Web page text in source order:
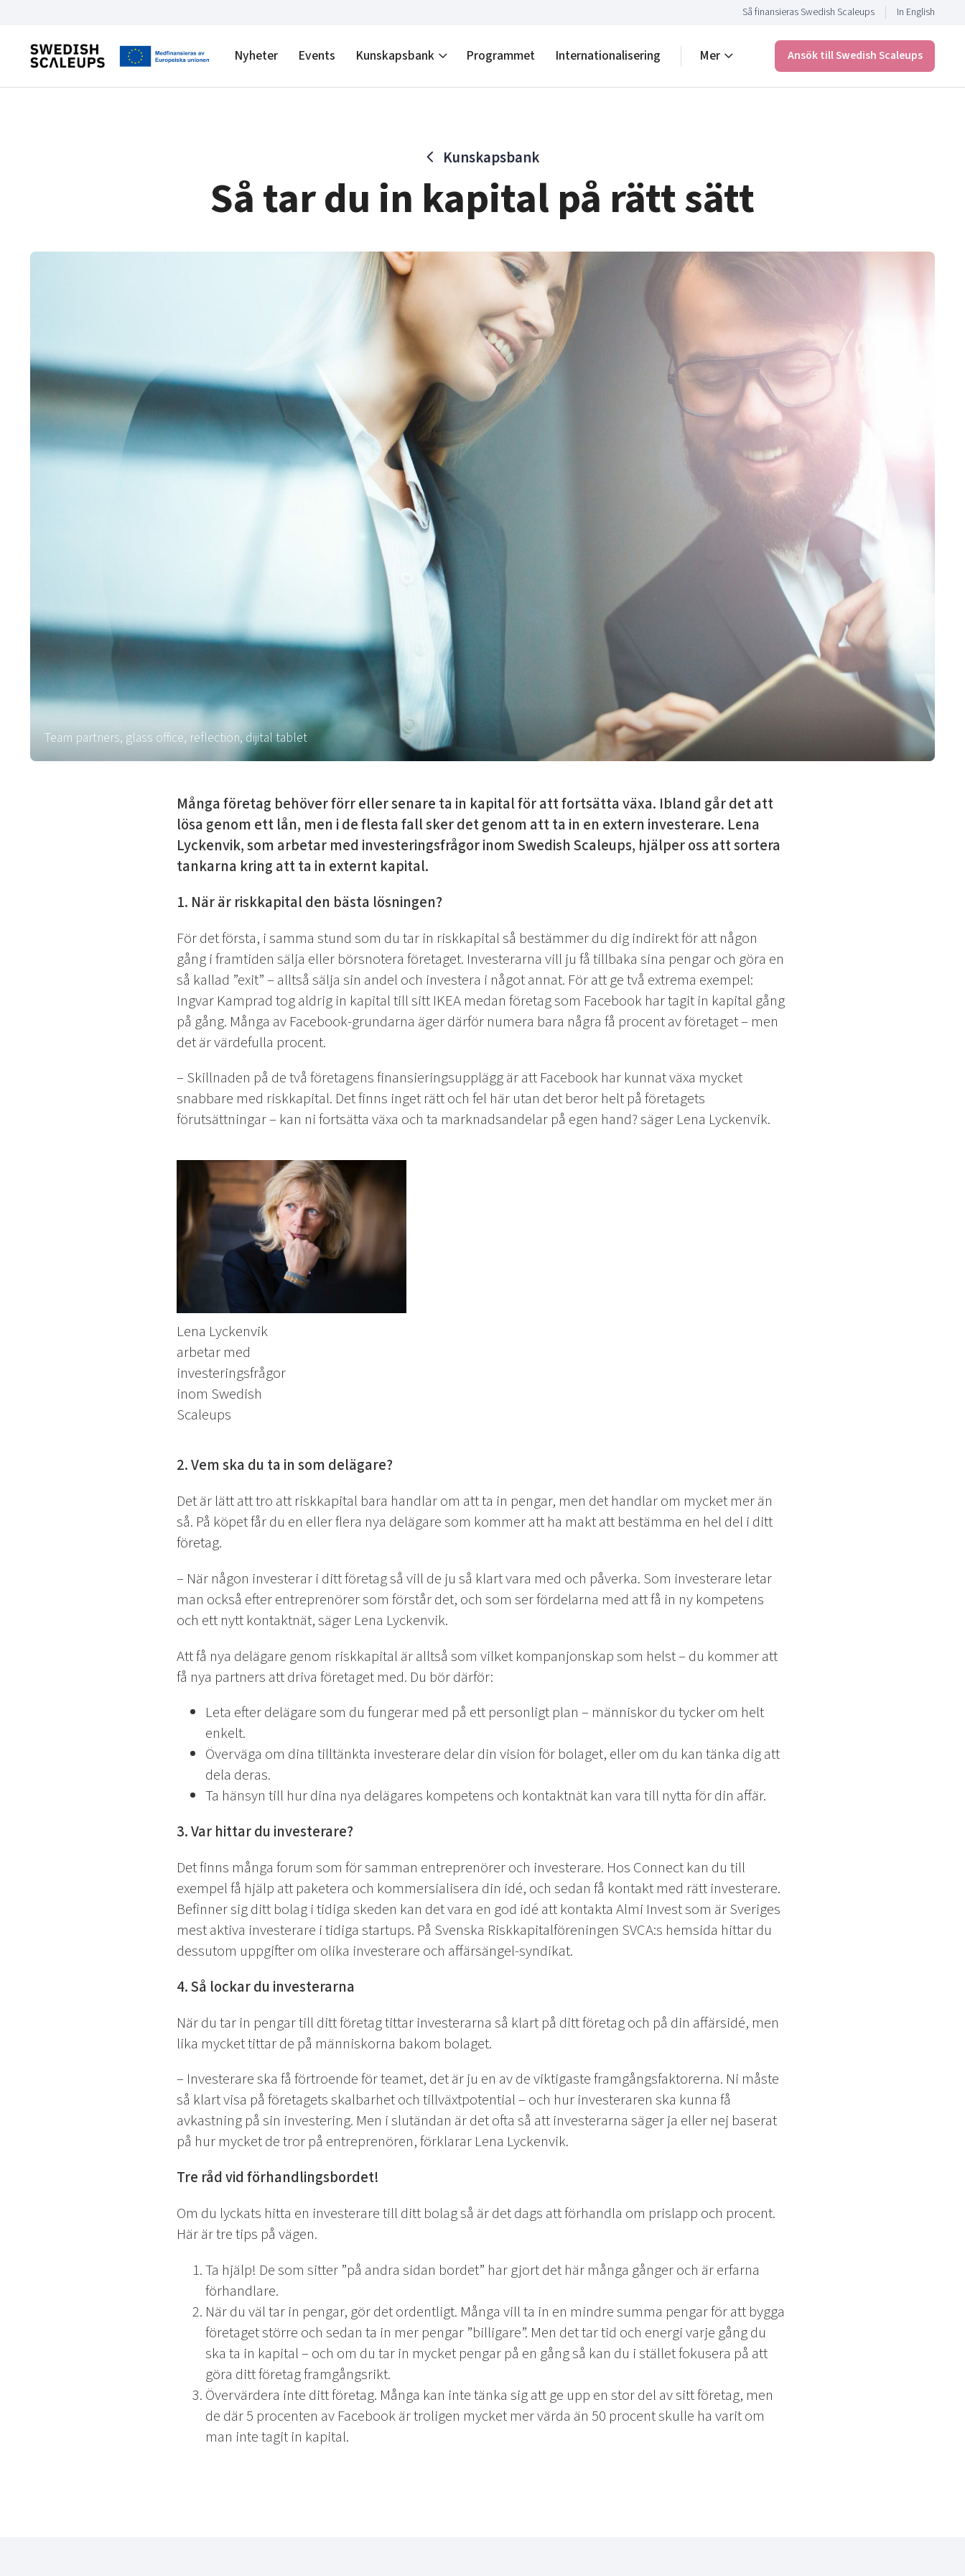
Så finansieras Swedish Scaleups In English
Nyheter Events Kunskapsbank Programmet Internationalisering Mer Ansök till Swedish Scaleups
Kunskapsbank
Så tar du in kapital på rätt sätt
Team partners, glass office, reflection, dijital tablet
Många företag behöver förr eller senare ta in kapital för att fortsätta växa. Ibland går det att
lösa genom ett lån, men i de flesta fall sker det genom att ta in en extern investerare. Lena
Lyckenvik, som arbetar med investeringsfrågor inom Swedish Scaleups, hjälper oss att sortera
tankarna kring att ta in externt kapital.
1. När är riskkapital den bästa lösningen?
För det första, i samma stund som du tar in riskkapital så bestämmer du dig indirekt för att någon
gång i framtiden sälja eller börsnotera företaget. Investerarna vill ju få tillbaka sina pengar och göra en
så kallad ”exit” – alltså sälja sin andel och investera i något annat. För att ge två extrema exempel:
Ingvar Kamprad tog aldrig in kapital till sitt IKEA medan företag som Facebook har tagit in kapital gång
på gång. Många av Facebook-grundarna äger därför numera bara några få procent av företaget – men
det är värdefulla procent.
– Skillnaden på de två företagens finansieringsupplägg är att Facebook har kunnat växa mycket
snabbare med riskkapital. Det finns inget rätt och fel här utan det beror helt på företagets
förutsättningar – kan ni fortsätta växa och ta marknadsandelar på egen hand? säger Lena Lyckenvik.
Lena Lyckenvik
arbetar med
investeringsfrågor
inom Swedish
Scaleups
2. Vem ska du ta in som delägare?
Det är lätt att tro att riskkapital bara handlar om att ta in pengar, men det handlar om mycket mer än
så. På köpet får du en eller flera nya delägare som kommer att ha makt att bestämma en hel del i ditt
företag.
– När någon investerar i ditt företag så vill de ju så klart vara med och påverka. Som investerare letar
man också efter entreprenörer som förstår det, och som ser fördelarna med att få in ny kompetens
och ett nytt kontaktnät, säger Lena Lyckenvik.
Att få nya delägare genom riskkapital är alltså som vilket kompanjonskap som helst – du kommer att
få nya partners att driva företaget med. Du bör därför:
Leta efter delägare som du fungerar med på ett personligt plan – människor du tycker om helt
enkelt.
Överväga om dina tilltänkta investerare delar din vision för bolaget, eller om du kan tänka dig att
dela deras.
Ta hänsyn till hur dina nya delägares kompetens och kontaktnät kan vara till nytta för din affär.
3. Var hittar du investerare?
Det finns många forum som för samman entreprenörer och investerare. Hos Connect kan du till
exempel få hjälp att paketera och kommersialisera din idé, och sedan få kontakt med rätt investerare.
Befinner sig ditt bolag i tidiga skeden kan det vara en god idé att kontakta Almi Invest som är Sveriges
mest aktiva investerare i tidiga startups. På Svenska Riskkapitalföreningen SVCA:s hemsida hittar du
dessutom uppgifter om olika investerare och affärsängel-syndikat.
4. Så lockar du investerarna
När du tar in pengar till ditt företag tittar investerarna så klart på ditt företag och på din affärsidé, men
lika mycket tittar de på människorna bakom bolaget.
– Investerare ska få förtroende för teamet, det är ju en av de viktigaste framgångsfaktorerna. Ni måste
så klart visa på företagets skalbarhet och tillväxtpotential – och hur investeraren ska kunna få
avkastning på sin investering. Men i slutändan är det ofta så att investerarna säger ja eller nej baserat
på hur mycket de tror på entreprenören, förklarar Lena Lyckenvik.
Tre råd vid förhandlingsbordet!
Om du lyckats hitta en investerare till ditt bolag så är det dags att förhandla om prislapp och procent.
Här är tre tips på vägen.
Ta hjälp! De som sitter ”på andra sidan bordet” har gjort det här många gånger och är erfarna
förhandlare.
När du väl tar in pengar, gör det ordentligt. Många vill ta in en mindre summa pengar för att bygga
företaget större och sedan ta in mer pengar ”billigare”. Men det tar tid och energi varje gång du
ska ta in kapital – och om du tar in mycket pengar på en gång så kan du i stället fokusera på att
göra ditt företag framgångsrikt.
Övervärdera inte ditt företag. Många kan inte tänka sig att ge upp en stor del av sitt företag, men
de där 5 procenten av Facebook är troligen mycket mer värda än 50 procent skulle ha varit om
man inte tagit in kapital.